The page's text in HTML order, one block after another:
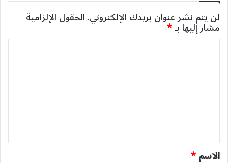
لن يتم نشر عنوان بريدك الإلكتروني.الحقول الإلزامية
مشار إليها بـ*
*
الاسم*